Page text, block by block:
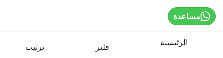
الرئيسية فلتر ترتيب
مساعدة
Strength Training
Weights & Bars